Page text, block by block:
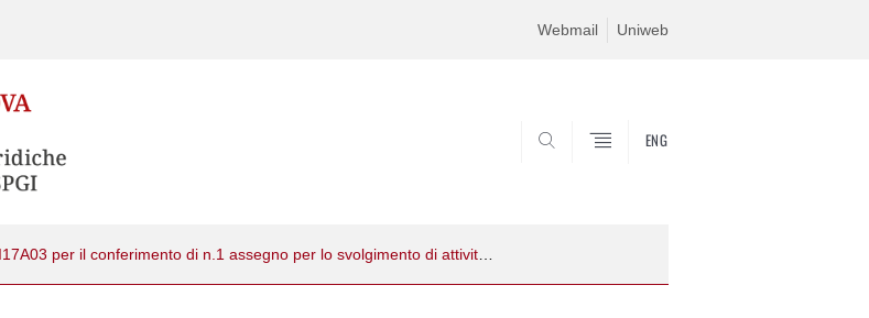
Webmail Uniweb
ENG
Bando di selezione SPGI17A03 per il conferimento di n.1 assegno per lo svolgimento di attività di ricerca